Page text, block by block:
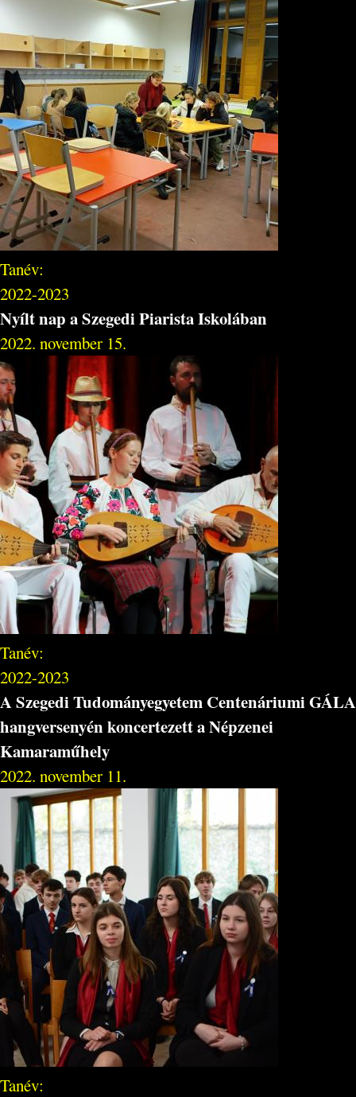
Tanév:
2022-2023
Nyílt nap a Szegedi Piarista Iskolában
2022. november 15.
Tanév:
2022-2023
A Szegedi Tudományegyetem Centenáriumi GÁLA
hangversenyén koncertezett a Népzenei
Kamaraműhely
2022. november 11.
Tanév: